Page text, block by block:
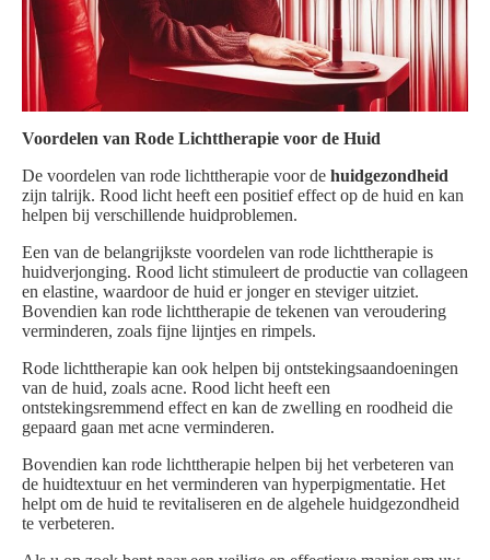
Voordelen van Rode Lichttherapie voor de Huid
De voordelen van rode lichttherapie voor de huidgezondheid
zijn talrijk. Rood licht heeft een positief effect op de huid en kan
helpen bij verschillende huidproblemen.
Een van de belangrijkste voordelen van rode lichttherapie is
huidverjonging. Rood licht stimuleert de productie van collageen
en elastine, waardoor de huid er jonger en steviger uitziet.
Bovendien kan rode lichttherapie de tekenen van veroudering
verminderen, zoals fijne lijntjes en rimpels.
Rode lichttherapie kan ook helpen bij ontstekingsaandoeningen
van de huid, zoals acne. Rood licht heeft een
ontstekingsremmend effect en kan de zwelling en roodheid die
gepaard gaan met acne verminderen.
Bovendien kan rode lichttherapie helpen bij het verbeteren van
de huidtextuur en het verminderen van hyperpigmentatie. Het
helpt om de huid te revitaliseren en de algehele huidgezondheid
te verbeteren.